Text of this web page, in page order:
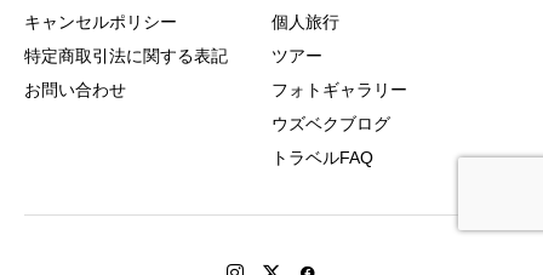
キャンセルポリシー
特定商取引法に関する表記
お問い合わせ
個人旅行
ツアー
フォトギャラリー
ウズベクブログ
トラベルFAQ